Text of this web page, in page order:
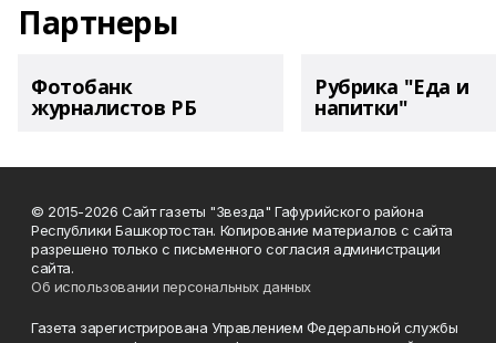
Партнеры
Фотобанк
журналистов РБ
Рубрика "Еда и
напитки"
© 2015-2026 Сайт газеты "Звезда" Гафурийского района
Республики Башкортостан. Копирование материалов с сайта
разрешено только с письменного согласия администрации
сайта.
Об использовании персональных данных
Газета зарегистрирована Управлением Федеральной службы